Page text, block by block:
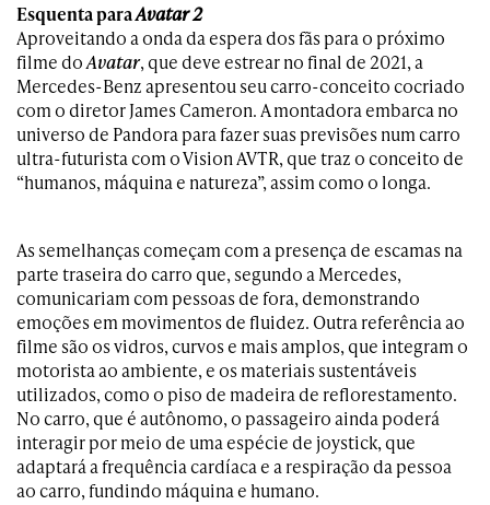
Esquenta paraAvatar 2
Aproveitando a onda da espera dos fãs para o próximo
filme doAvatar, que deve estrear no final de 2021, a
Mercedes-Benz apresentou seu carro-conceito cocriado
com o diretor James Cameron. A montadora embarca no
universo de Pandora para fazer suas previsões num carro
ultra-futurista com o Vision AVTR, que traz o conceito de
“humanos, máquina e natureza”, assim como o longa.
As semelhanças começam com a presença de escamas na
parte traseira do carro que, segundo a Mercedes,
comunicariam com pessoas de fora, demonstrando
emoções em movimentos de fluidez. Outra referência ao
filme são os vidros, curvos e mais amplos, que integram o
motorista ao ambiente, e os materiais sustentáveis
utilizados, como o piso de madeira de reflorestamento.
No carro, que é autônomo, o passageiro ainda poderá
interagir por meio de uma espécie de joystick, que
adaptará a frequência cardíaca e a respiração da pessoa
ao carro, fundindo máquina e humano.